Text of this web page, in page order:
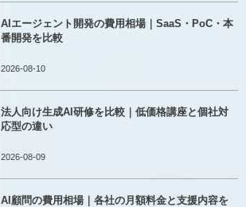
AIエージェント開発の費用相場｜SaaS・PoC・本
番開発を比較
2026-08-10
法人向け生成AI研修を比較｜低価格講座と個社対
応型の違い
2026-08-09
AI顧問の費用相場｜各社の月額料金と支援内容を